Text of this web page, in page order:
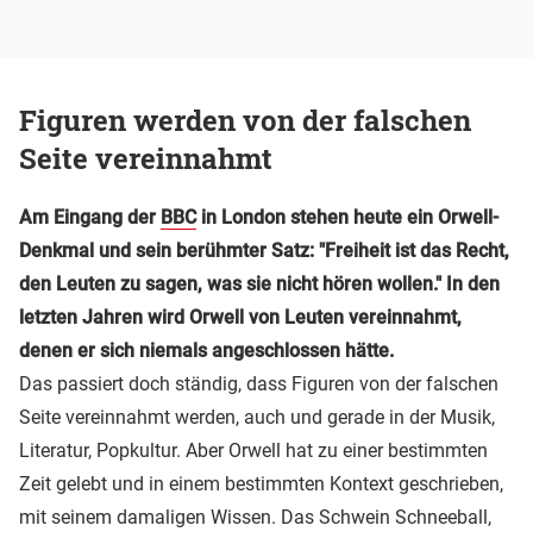
Figuren werden von der falschen
Seite vereinnahmt
Am Eingang der BBCin London stehen heute ein Orwell-
Denkmal und sein berühmter Satz: "Freiheit ist das Recht,
den Leuten zu sagen, was sie nicht hören wollen." In den
letzten Jahren wird Orwell von Leuten vereinnahmt,
denen er sich niemals angeschlossen hätte.
Das passiert doch ständig, dass Figuren von der falschen
Seite vereinnahmt werden, auch und gerade in der Musik,
Literatur, Popkultur. Aber Orwell hat zu einer bestimmten
Zeit gelebt und in einem bestimmten Kontext geschrieben,
mit seinem damaligen Wissen. Das Schwein Schneeball,